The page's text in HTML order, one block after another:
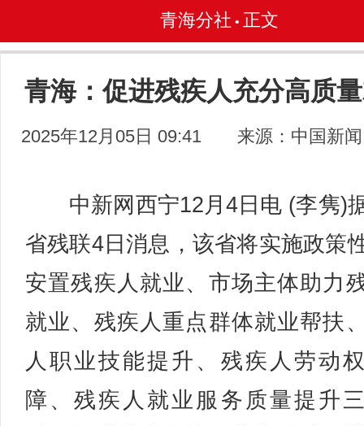
青海分社 • 正文
青海：促进残疾人充分高质
2025年12月05日 09:41 来源：中国新
中新网西宁12月4日电 (李隽)
省残联4日消息，该省将实施政策
安置残疾人就业、市场主体助力
就业、残疾人重点群体就业帮扶
人职业技能提升、残疾人劳动
障、残疾人就业服务质量提升